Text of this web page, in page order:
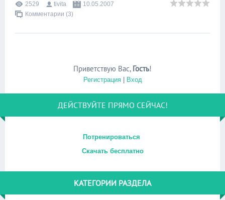
2529 tivita
10.05.2007
Комментарии (3)
Приветствую Вас, Гость!
Регистрация| Вход
ДЕЙСТВУЙТЕ ПРЯМО СЕЙЧАС!
Потренироваться
Скачать бесплатно
КАТЕГОРИИ РАЗДЕЛА